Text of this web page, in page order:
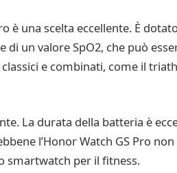
è una scelta eccellente. È
un valore SpO2, che può
e combinati, come il
La durata della batteria è
l’Honor Watch GS Pro
smartwatch per il fitness.